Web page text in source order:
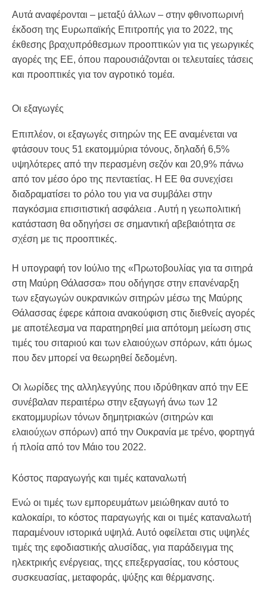
Αυτά αναφέρονται – μεταξύ άλλων – στην φθινοπωρινή
έκδοση της Ευρωπαϊκής Επιτροπής για το 2022, της
έκθεσης βραχυπρόθεσμων προοπτικών για τις γεωργικές
αγορές της ΕΕ, όπου παρουσιάζονται οι τελευταίες τάσεις
και προοπτικές για τον αγροτικό τομέα.
Οι εξαγωγές
Επιπλέον, οι εξαγωγές σιτηρών της ΕΕ αναμένεται να
φτάσουν τους 51 εκατομμύρια τόνους, δηλαδή 6,5%
υψηλότερες από την περασμένη σεζόν και 20,9% πάνω
από τον μέσο όρο της πενταετίας. Η ΕΕ θα συνεχίσει
διαδραματίσει το ρόλο του για να συμβάλει στην
παγκόσμια επισιτιστική ασφάλεια . Αυτή η γεωπολιτική
κατάσταση θα οδηγήσει σε σημαντική αβεβαιότητα σε
σχέση με τις προοπτικές.
Η υπογραφή τον Ιούλιο της «Πρωτοβουλίας για τα σιτηρά
στη Μαύρη Θάλασσα» που οδήγησε στην επανέναρξη
των εξαγωγών ουκρανικών σιτηρών μέσω της Μαύρης
Θάλασσας έφερε κάποια ανακούφιση στις διεθνείς αγορές
με αποτέλεσμα να παρατηρηθεί μια απότομη μείωση στις
τιμές του σιταριού και των ελαιούχων σπόρων, κάτι όμως
που δεν μπορεί να θεωρηθεί δεδομένη.
Οι λωρίδες της αλληλεγγύης που ιδρύθηκαν από την ΕΕ
συνέβαλαν περαιτέρω στην εξαγωγή άνω των 12
εκατομμυρίων τόνων δημητριακών (σιτηρών και
ελαιούχων σπόρων) από την Ουκρανία με τρένο, φορτηγά
ή πλοία από τον Μάιο του 2022.
Κόστος παραγωγής και τιμές καταναλωτή
Ενώ οι τιμές των εμπορευμάτων μειώθηκαν αυτό το
καλοκαίρι, το κόστος παραγωγής και οι τιμές καταναλωτή
παραμένουν ιστορικά υψηλά. Αυτό οφείλεται στις υψηλές
τιμές της εφοδιαστικής αλυσίδας, για παράδειγμα της
ηλεκτρικής ενέργειας, τηςς επεξεργασίας, του κόστους
συσκευασίας, μεταφοράς, ψύξης και θέρμανσης.